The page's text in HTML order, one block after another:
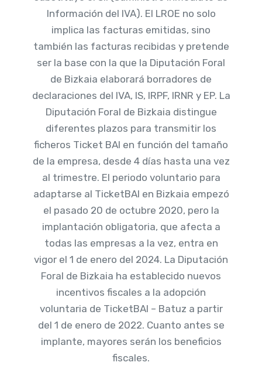
Información del IVA). El LROE no solo
implica las facturas emitidas, sino
también las facturas recibidas y pretende
ser la base con la que la Diputación Foral
de Bizkaia elaborará borradores de
declaraciones del IVA, IS, IRPF, IRNR y EP. La
Diputación Foral de Bizkaia distingue
diferentes plazos para transmitir los
ficheros Ticket BAI en función del tamaño
de la empresa, desde 4 días hasta una vez
al trimestre. El periodo voluntario para
adaptarse al TicketBAI en Bizkaia empezó
el pasado 20 de octubre 2020, pero la
implantación obligatoria, que afecta a
todas las empresas a la vez, entra en
vigor el 1 de enero del 2024. La Diputación
Foral de Bizkaia ha establecido nuevos
incentivos fiscales a la adopción
voluntaria de TicketBAI – Batuz a partir
del 1 de enero de 2022. Cuanto antes se
implante, mayores serán los beneficios
fiscales.